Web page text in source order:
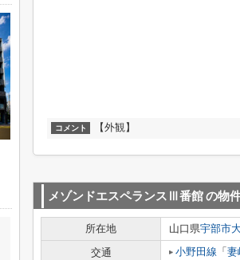
コメント 【外観】
メゾンドエスペランスⅢ番館の物
所在地 山口県宇部市
交通
小野田線 「 妻